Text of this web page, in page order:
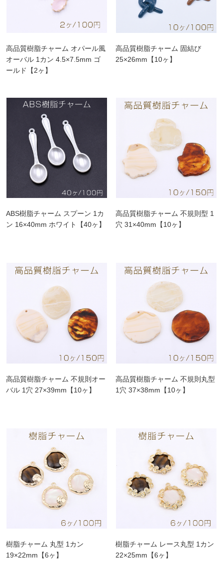
高品質樹脂チャーム オパール風
オーバル 1カン 4.5×7.5mm ゴ
ールド【2ヶ】
高品質樹脂チャーム 固結び
25×26mm【10ヶ】
ABS樹脂チャーム スプーン 1カ
ン 16×40mm ホワイト【40ヶ】
高品質樹脂チャーム 不規則型 1
穴 31×40mm【10ヶ】
高品質樹脂チャーム 不規則オー
バル 1穴 27×39mm【10ヶ】
高品質樹脂チャーム 不規則丸型
1穴 37×38mm【10ヶ】
樹脂チャーム 丸型 1カン
19×22mm【6ヶ】
樹脂チャーム レース丸型 1カン
22×25mm【6ヶ】